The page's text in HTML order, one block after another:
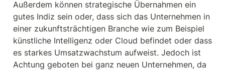
Außerdem können strategische Übernahmen ein
gutes Indiz sein oder, dass sich das Unternehmen in
einer zukunftsträchtigen Branche wie zum Beispiel
künstliche Intelligenz oder Cloud befindet oder dass
es starkes Umsatzwachstum aufweist. Jedoch ist
Achtung geboten bei ganz neuen Unternehmen, da